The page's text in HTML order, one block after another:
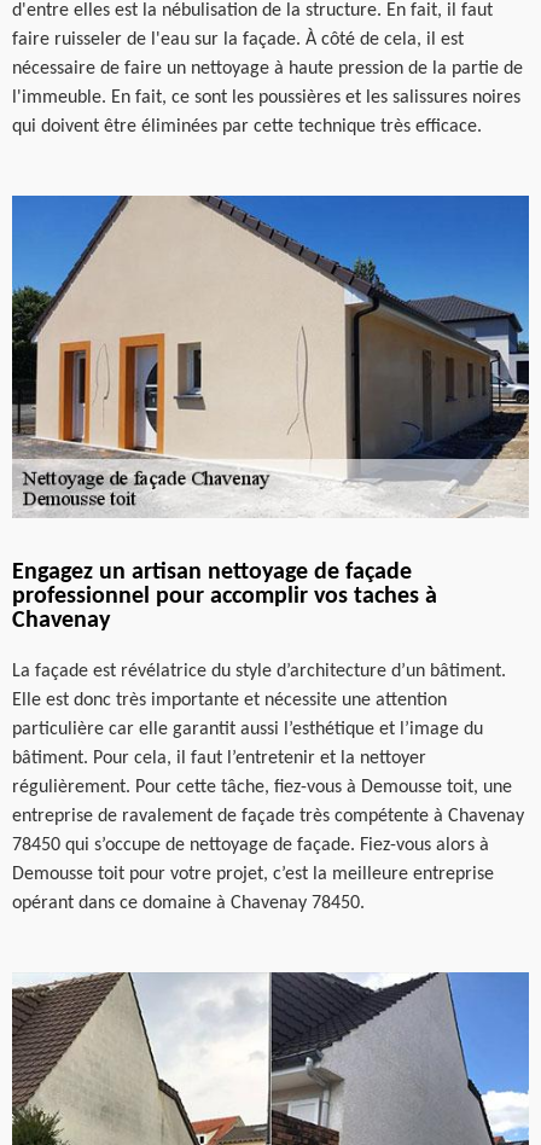
d'entre elles est la nébulisation de la structure. En fait, il faut
faire ruisseler de l'eau sur la façade. À côté de cela, il est
nécessaire de faire un nettoyage à haute pression de la partie de
l'immeuble. En fait, ce sont les poussières et les salissures noires
qui doivent être éliminées par cette technique très efficace.
Engagez un artisan nettoyage de façade
professionnel pour accomplir vos taches à
Chavenay
La façade est révélatrice du style d’architecture d’un bâtiment.
Elle est donc très importante et nécessite une attention
particulière car elle garantit aussi l’esthétique et l’image du
bâtiment. Pour cela, il faut l’entretenir et la nettoyer
régulièrement. Pour cette tâche, fiez-vous à Demousse toit, une
entreprise de ravalement de façade très compétente à Chavenay
78450 qui s’occupe de nettoyage de façade. Fiez-vous alors à
Demousse toit pour votre projet, c’est la meilleure entreprise
opérant dans ce domaine à Chavenay 78450.